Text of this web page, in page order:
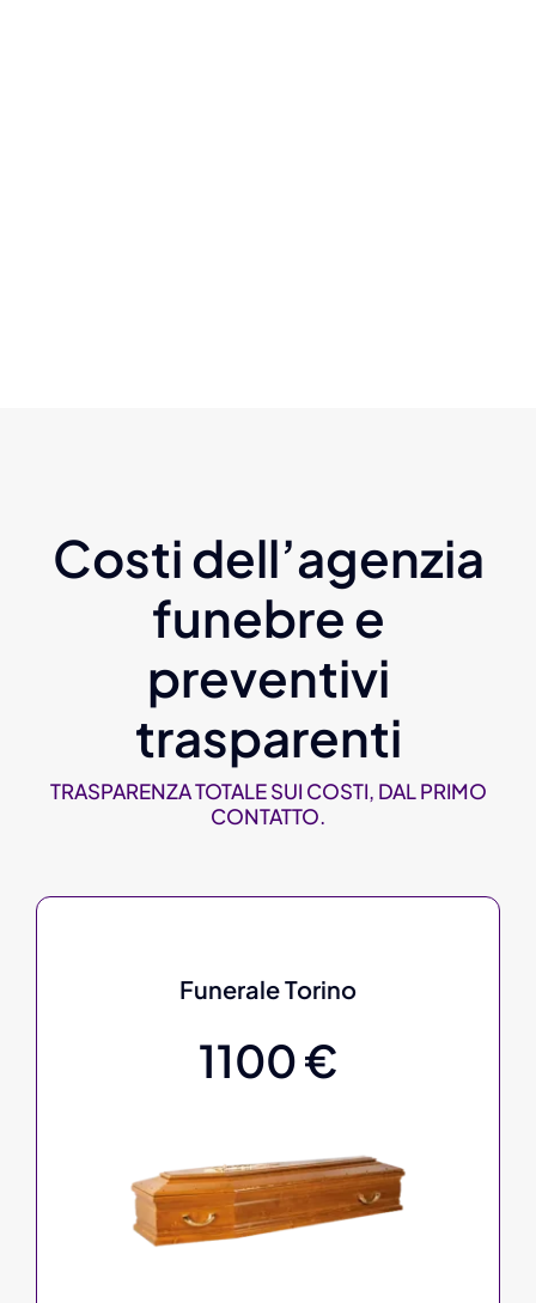
Costi dell’agenzia
funebre e
preventivi
trasparenti
TRASPARENZA TOTALE SUI COSTI, DAL PRIMO
CONTATTO.
Funerale Torino
1100 €